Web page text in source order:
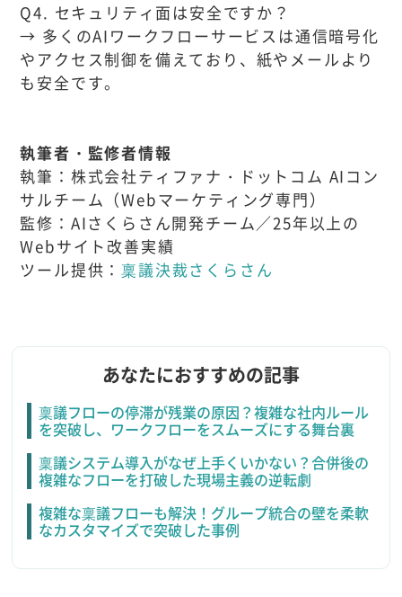
Q4. セキュリティ面は安全ですか？
→ 多くのAIワークフローサービスは通信暗号化
やアクセス制御を備えており、紙やメールより
も安全です。
執筆者・監修者情報
執筆：株式会社ティファナ・ドットコム AIコン
サルチーム（Webマーケティング専門）
監修：AIさくらさん開発チーム／25年以上の
Webサイト改善実績
ツール提供：稟議決裁さくらさん
あなたにおすすめの記事
稟議フローの停滞が残業の原因？複雑な社内ルール
を突破し、ワークフローをスムーズにする舞台裏
稟議システム導入がなぜ上手くいかない？合併後の
複雑なフローを打破した現場主義の逆転劇
複雑な稟議フローも解決！グループ統合の壁を柔軟
なカスタマイズで突破した事例